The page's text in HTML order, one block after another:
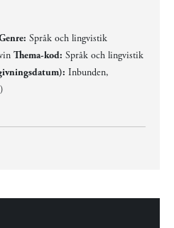
Språk och lingvistik
Thema-kod: Språk och lingvistik
Inbunden,